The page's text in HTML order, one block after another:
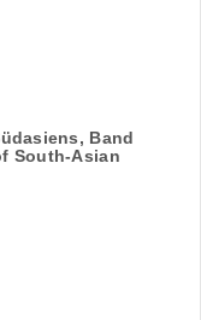
Band
South-Asian